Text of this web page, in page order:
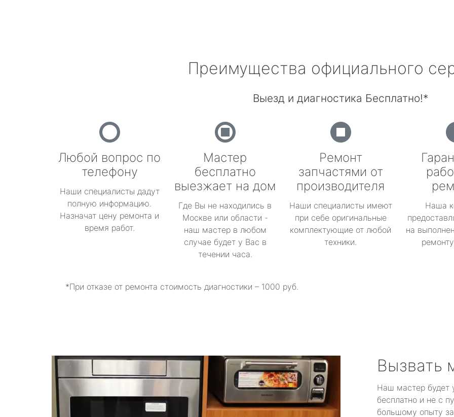
Преимущества официального
Выезд и диагностика Бесплатно!*
Любой вопрос по
телефону
Наши специалисты дадут
полную информацию.
Назначат цену ремонта и
время работ.
Мастер
бесплатно
выезжает на дом
Где Вы не находились в
Москве или области -
наш мастер в любом
случае будет у Вас в
течении часа.
Ремонт
запчастями от
производителя
Наши специалисты имеют
при себе оригинальные
комплектующие от любой
техники.
Наша
на
*При отказе от ремонта стоимость диагностики – 1000 руб.
Вызвать
Наш мастер будет
бесплатно и не с
большому опыту